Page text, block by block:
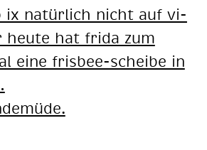
ix na­tür­lich nicht auf vi­
heu­te hat fri­da zum
eine fris­bee-schei­be in